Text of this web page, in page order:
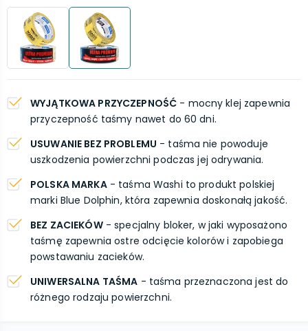
WYJĄTKOWA PRZYCZEPNOŚĆ - mocny klej zapewnia
przyczepność taśmy nawet do 60 dni.
USUWANIE BEZ PROBLEMU - taśma nie powoduje
uszkodzenia powierzchni podczas jej odrywania.
POLSKA MARKA- taśma Washi to produkt polskiej
marki Blue Dolphin, która zapewnia doskonałą jakość.
BEZ ZACIEKÓW- specjalny bloker, w jaki wyposażono
taśmę zapewnia ostre odcięcie kolorów i zapobiega
powstawaniu zacieków.
UNIWERSALNA TAŚMA - taśma przeznaczona jest do
różnego rodzaju powierzchni.